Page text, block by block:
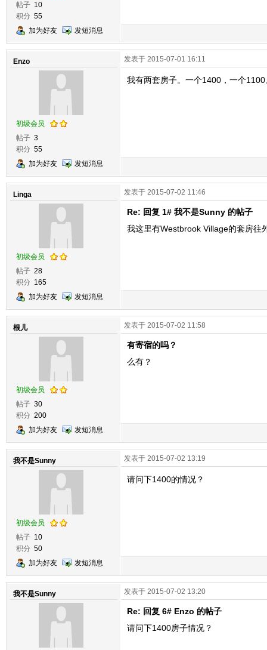
帖子 10
积分 55
加为好友
发短消息
Enzo
初级会员
帖子 3
积分 55
加为好友
发短消息
发表于 2015-07-01 16:11
我有两套房子。一个1400，一个
Linga
初级会员
帖子 28
积分 165
加为好友
发短消息
发表于 2015-07-02 11:46
Re: 回复 1# 我不是Sunny 的帖子
我这里有Westbrook Village的套房往
根儿
初级会员
帖子 30
积分 200
加为好友
发短消息
发表于 2015-07-02 11:58
有寄宿的吗？
么有？
我不是Sunny
初级会员
帖子 10
积分 50
加为好友
发短消息
发表于 2015-07-02 13:19
请问下1400的情况？
我不是Sunny 发表于 2015-07-02 13:20
Re: 回复 6# Enzo 的帖子
请问下1400房子情况？